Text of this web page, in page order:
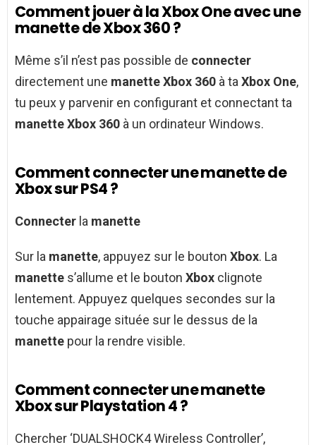
Comment jouer à la Xbox One avec une
manette de Xbox 360 ?
Même s’il n’est pas possible de connecter
directement une manette Xbox 360 à ta Xbox One,
tu peux y parvenir en configurant et connectant ta
manette Xbox 360 à un ordinateur Windows.
Comment connecter une manette de
Xbox sur PS4 ?
Connecter la manette
Sur la manette, appuyez sur le bouton Xbox. La
manette s’allume et le bouton Xbox clignote
lentement. Appuyez quelques secondes sur la
touche appairage située sur le dessus de la
manette pour la rendre visible.
Comment connecter une manette
Xbox sur Playstation 4 ?
Chercher ‘DUALSHOCK4 Wireless Controller’,